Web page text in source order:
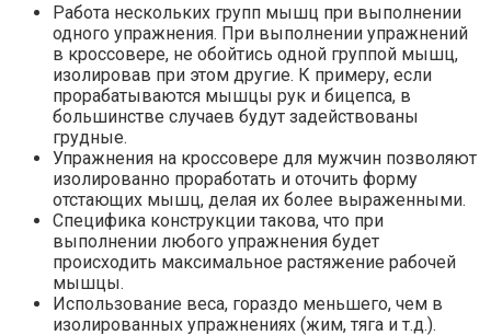
Работа нескольких групп мышц при выполнении
одного упражнения. При выполнении упражнений
в кроссовере, не обойтись одной группой мышц,
изолировав при этом другие. К примеру, если
прорабатываются мышцы рук и бицепса, в
большинстве случаев будут задействованы
грудные.
Упражнения на кроссовере для мужчин позволяют
изолированно проработать и оточить форму
отстающих мышц, делая их более выраженными.
Специфика конструкции такова, что при
выполнении любого упражнения будет
происходить максимальное растяжение рабочей
мышцы.
Использование веса, гораздо меньшего, чем в
изолированных упражнениях (жим, тяга и т.д.).